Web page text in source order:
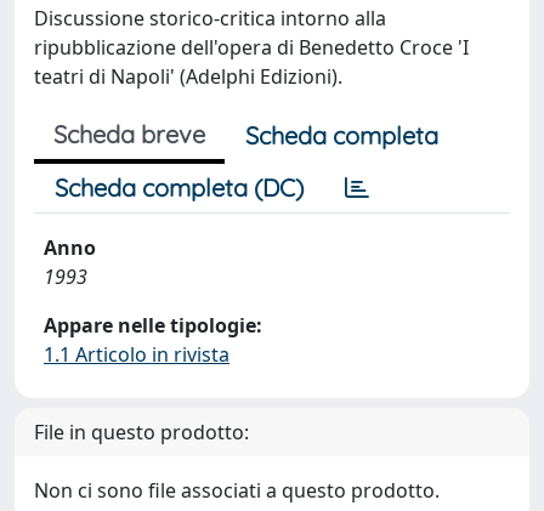
Discussione storico-critica intorno alla
ripubblicazione dell'opera di Benedetto Croce 'I
teatri di Napoli' (Adelphi Edizioni).
Scheda breve
Scheda completa
Scheda completa (DC)
Anno
1993
Appare nelle tipologie:
1.1 Articolo in rivista
File in questo prodotto:
Non ci sono file associati a questo prodotto.